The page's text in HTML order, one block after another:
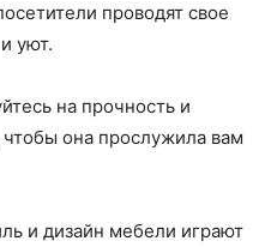
проводят свое
уют.
на прочность и
она прослужила вам
и дизайн мебели играют